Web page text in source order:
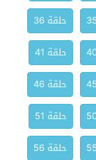
حلقة 36
حلقة 41
حلقة 46
حلقة 51
حلقة 56